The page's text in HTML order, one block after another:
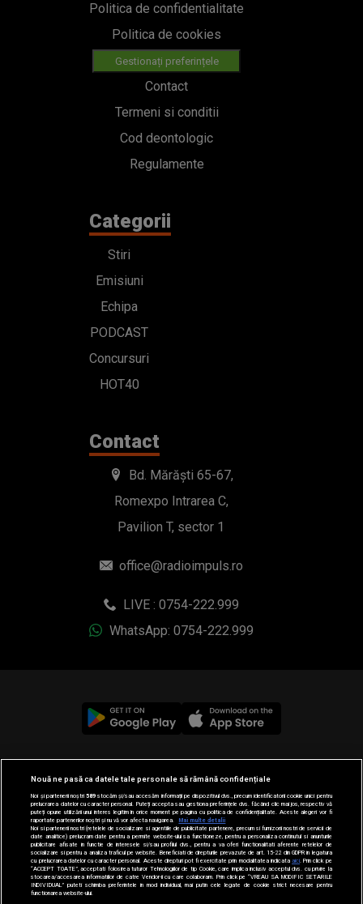
Politica de confidentialitate
Politica de cookies
Gestionați preferințele
Contact
Termeni si conditii
Cod deontologic
Regulamente
Categorii
Stiri
Emisiuni
Echipa
PODCAST
Concursuri
HOT40
Contact
Bd. Mărăști 65-67,
Romexpo Intrarea C,
Pavilion T, sector 1
office@radioimpuls.ro
LIVE : 0754-222.999
WhatsApp: 0754-222.999
© 2019-2026 DOGAN MEDIA INTERNATIONAL SA, Toate
drepturile rezervate.
Nouă ne pasă ca datele tale personale să rămână confidențiale
Noi și partenerii noștri589stocăm și/sau accesăm informații pe dispozitivul dvs., precum identificatorii cookie unici pentru
prelucrarea datelor cu caracter personal. Puteți accepta sau gestiona preferințele dvs. făcând clic mai jos, respectiv vă
puteți opune utilizării unui interes legitim în orice moment pe pagina cu politica de confidențialitate. Aceste alegeri vor fi
raportate partenerilor noștri și nu vă vor afecta navigarea.
Mai multe detalii
Noi si partenerii nostri (retelele de socializare si agentiile de publicitate partenere, precum si furnizorii nostri de servicii de
date analitice) prelucram date pentru a permite website-ului sa functioneze, pentru a personaliza continutul si anunturile
publicitare afisate in functie de interesele si/sau profilul dvs., pentru a va oferi functionalitati aferente retelelor de
socializare si pentru a analiza traficul pe website. Beneficiati de drepturile prevazute de art. 15-22 din GDPR in legatura
cu prelucrarea datelor cu caracter personal. Aceste drepturi pot fi exercitate prin modalitatea indicataaici . Prin click pe
“ACCEPT TOATE”, acceptati folosirea tuturor Tehnologiilor de tip Cookie, care implica inclusiv acceptul dvs. cu privire la
stocarea/accesarea informatiilor de catre Vendor-ii cu care colaboram. Prin click pe “VREAU SA MODIFIC SETARILE
INDIVIDUAL” puteti schimba preferintele in mod individual, mai putin cele legate de cookie strict necesare pentru
functionarea website-ului.